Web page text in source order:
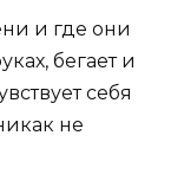
и где они
бегает и
себя
не